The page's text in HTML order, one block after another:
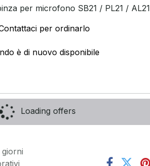
per microfono SB21 / PL21 / AL21
per ordinarlo
è di nuovo disponibile
Loading offers